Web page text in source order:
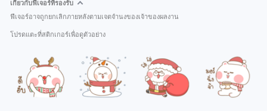
เกี่ยวกับฟีเจอร์ที่รองรับ
ฟีเจอร์อาจถูกยกเลิกภายหลังตามเจตจำนงของเจ้าของผลงาน
โปรดแตะที่สติกเกอร์เพื่อดูตัวอย่าง